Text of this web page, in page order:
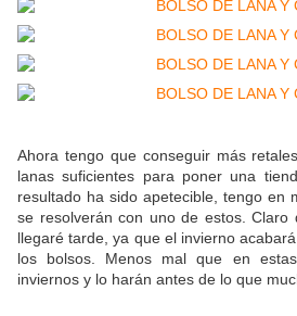
Ahora tengo que conseguir más
lanas suficientes para poner una
resultado ha sido apetecible, tengo en
se resolverán con uno de estos. Claro
llegaré tarde, ya que el invierno
los bolsos. Menos mal que en
inviernos y lo harán antes de lo que